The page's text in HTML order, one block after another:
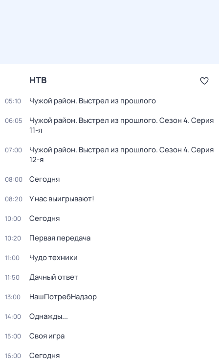
НТВ
05:10 Чужой район. Выстрел из прошлого
06:05 Чужой район. Выстрел из прошлого. Сезон 4. Серия
11-я
07:00 Чужой район. Выстрел из прошлого. Сезон 4. Серия
12-я
08:00 Сегодня
08:20 У нас выигрывают!
10:00 Сегодня
10:20 Первая передача
11:00 Чудо техники
11:50 Дачный ответ
13:00 НашПотребНадзор
14:00 Однажды...
15:00 Своя игра
16:00 Сегодня